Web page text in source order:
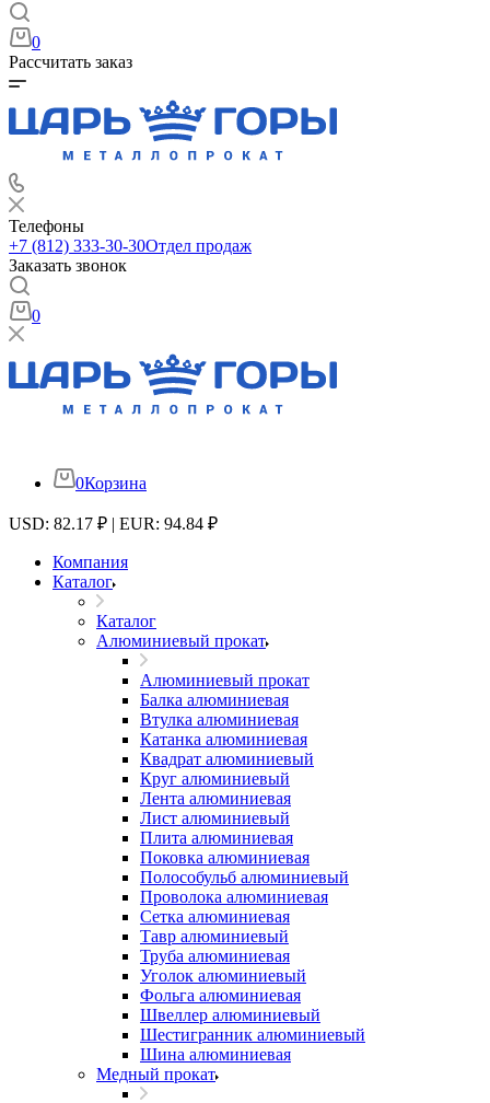
0
Рассчитать заказ
Телефоны
+7 (812) 333-30-30Отдел продаж
Заказать звонок
0
0Корзина
USD: 82.17 ₽ | EUR: 94.84 ₽
Компания
Каталог
Каталог
Алюминиевый прокат
Алюминиевый прокат
Балка алюминиевая
Втулка алюминиевая
Катанка алюминиевая
Квадрат алюминиевый
Круг алюминиевый
Лента алюминиевая
Лист алюминиевый
Плита алюминиевая
Поковка алюминиевая
Полособульб алюминиевый
Проволока алюминиевая
Сетка алюминиевая
Тавр алюминиевый
Труба алюминиевая
Уголок алюминиевый
Фольга алюминиевая
Швеллер алюминиевый
Шестигранник алюминиевый
Шина алюминиевая
Медный прокат